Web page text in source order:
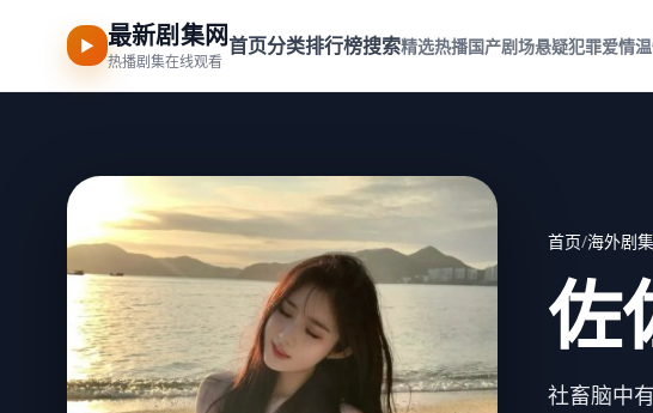
▶ 最新剧集网
热播剧集在线观看
首页分类排行榜搜索精选热播国产剧场悬疑犯罪爱情
首页/海外剧集
佐
社畜脑中